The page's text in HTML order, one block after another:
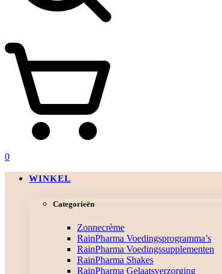
0
WINKEL
Categorieën
Zonnecrème
RainPharma Voedingsprogramma’s
RainPharma Voedingssupplementen
RainPharma Shakes
RainPharma Gelaatsverzorging